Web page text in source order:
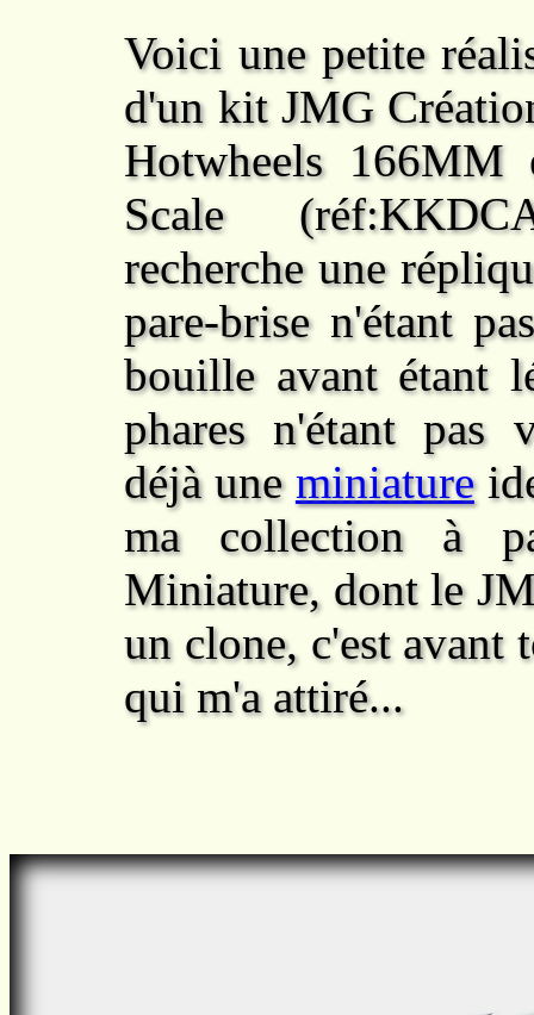
Voici une petite
d'un kit JMG
Hotwheels 166MM
Scale
recherche une
pare-brise n'étant
bouille avant étant
phares n'étant pas
déjà uneminiature
ma collection à
Miniature, dont le
un clone, c'est avant
qui m'a attiré...